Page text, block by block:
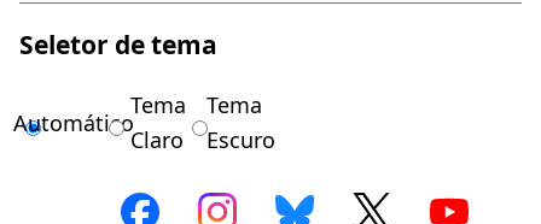
Seletor de tema
Automático
Tema
Claro
Tema
Escuro